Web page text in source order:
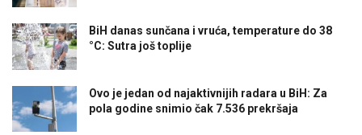
BiH danas sunčana i vruća, temperature do 38
°C: Sutra još toplije
Ovo je jedan od najaktivnijih radara u BiH: Za
pola godine snimio čak 7.536 prekršaja